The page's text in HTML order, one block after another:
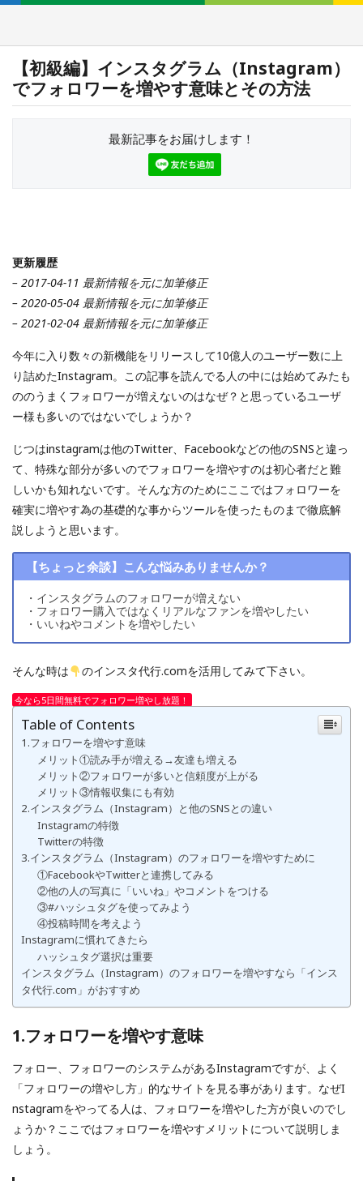
【初級編】インスタグラム（Instagram）
でフォロワーを増やす意味とその方法
最新記事をお届けします！
更新履歴
– 2017-04-11 最新情報を元に加筆修正
– 2020-05-04 最新情報を元に加筆修正
– 2021-02-04 最新情報を元に加筆修正
今年に入り数々の新機能をリリースして10億人のユーザー数に上
り詰めたInstagram。この記事を読んでる人の中には始めてみたも
ののうまくフォロワーが増えないのはなぜ？と思っているユーザ
ー様も多いのではないでしょうか？
じつはinstagramは他のTwitter、Facebookなどの他のSNSと違っ
て、特殊な部分が多いのでフォロワーを増やすのは初心者だと難
しいかも知れないです。そんな方のためにここではフォロワーを
確実に増やす為の基礎的な事からツールを使ったものまで徹底解
説しようと思います。
【ちょっと余談】こんな悩みありませんか？
・インスタグラムのフォロワーが増えない
・フォロワー購入ではなくリアルなファンを増やしたい
・いいねやコメントを増やしたい
そんな時は のインスタ代行.comを活用してみて下さい。
今なら5日間無料でフォロワー増やし放題！
Table of Contents
1.フォロワーを増やす意味
メリット①読み手が増える→友達も増える
メリット②フォロワーが多いと信頼度が上がる
メリット③情報収集にも有効
2.インスタグラム（Instagram）と他のSNSとの違い
Instagramの特徴
Twitterの特徴
3.インスタグラム（Instagram）のフォロワーを増やすために
①FacebookやTwitterと連携してみる
②他の人の写真に「いいね」やコメントをつける
③#ハッシュタグを使ってみよう
④投稿時間を考えよう
Instagramに慣れてきたら
ハッシュタグ選択は重要
インスタグラム（Instagram）のフォロワーを増やすなら「インス
タ代行.com」がおすすめ
1.フォロワーを増やす意味
フォロー、フォロワーのシステムがあるInstagramですが、よく
「フォロワーの増やし方」的なサイトを見る事があります。なぜI
nstagramをやってる人は、フォロワーを増やした方が良いのでし
ょうか？ここではフォロワーを増やすメリットについて説明しま
しょう。